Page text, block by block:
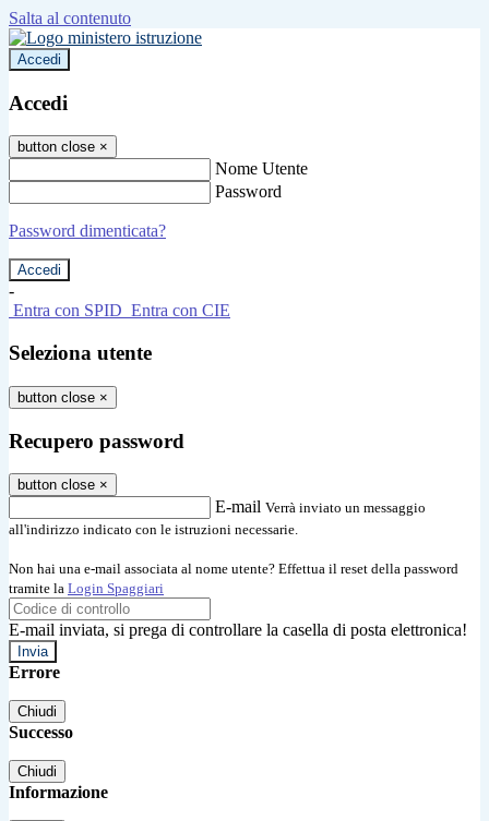
Salta al contenuto
Accedi
Accedi
button close ×
Nome Utente
Password
Password dimenticata?
-
Entra con SPID Entra con CIE
Seleziona utente
button close ×
Recupero password
button close ×
E-mail Verrà inviato un messaggio
all'indirizzo indicato con le istruzioni necessarie.
Non hai una e-mail associata al nome utente? Effettua il reset della password
tramite la Login Spaggiari
E-mail inviata, si prega di controllare la casella di posta elettronica!
Errore
Chiudi
Successo
Chiudi
Informazione